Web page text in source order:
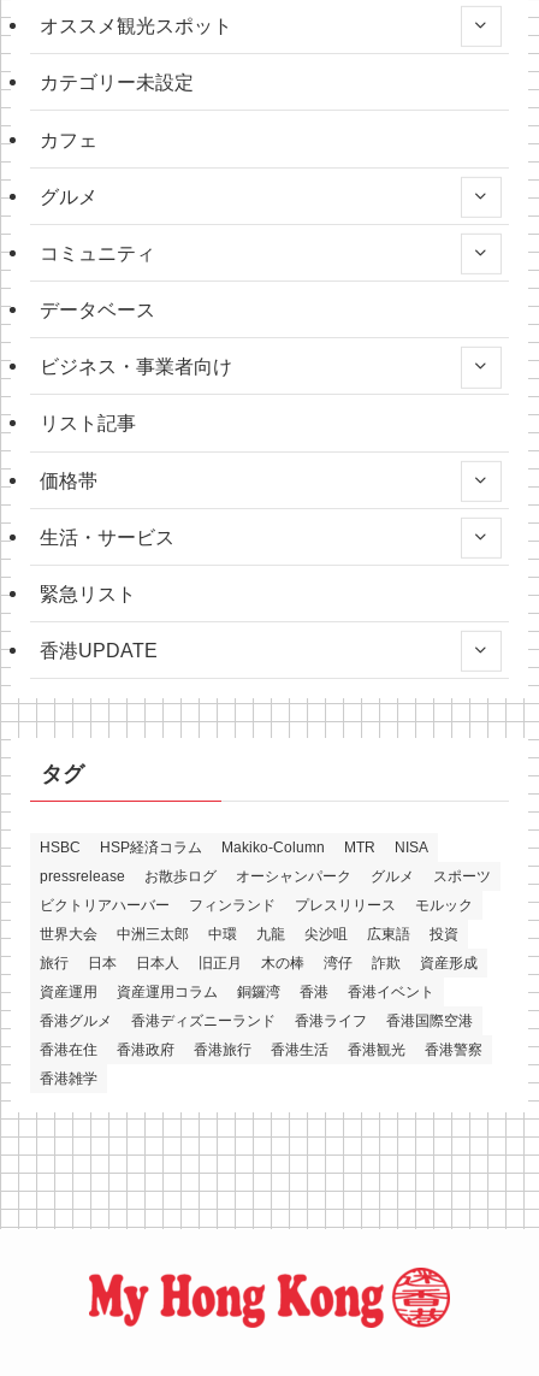
オススメ観光スポット
カテゴリー未設定
カフェ
グルメ
コミュニティ
データベース
ビジネス・事業者向け
リスト記事
価格帯
生活・サービス
緊急リスト
香港UPDATE
タグ
HSBC HSP経済コラム Makiko-Column MTR
NISA
pressrelease
お散歩ログ オーシャンパーク グルメ
スポーツ
ビクトリアハーバー
フィンランド プレスリリース
モルック
世界大会
中洲三太郎 中環 九龍 尖沙咀 広東語
投資
旅行
日本 日本人 旧正月 木の棒 湾仔 詐欺
資産形成
資産運用
資産運用コラム 銅鑼湾 香港
香港イベント
香港グルメ
香港ディズニーランド 香港ライフ
香港国際空港
香港在住
香港政府 香港旅行 香港生活 香港観光
香港警察
香港雑学